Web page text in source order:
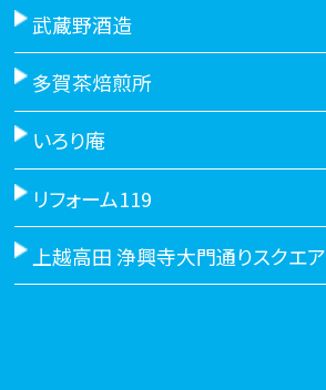
武蔵野酒造
多賀茶焙煎所
いろり庵
リフォーム119
上越高田 浄興寺大門通りスクエア